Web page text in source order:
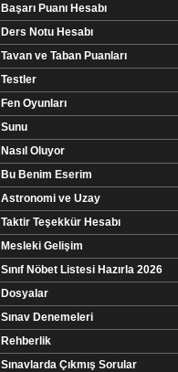
Başarı Puanı Hesabı
Ders Notu Hesabı
Tavan ve Taban Puanları
Testler
Fen Oyunları
Sunu
Nasıl Oluyor
Bu Benim Eserim
Astronomi ve Uzay
Taktir Teşekkür Hesabı
Mesleki Gelişim
Sınıf Nöbet Listesi Hazırla 2026
Dosyalar
Sınav Denemeleri
Rehberlik
Sınavlarda Çıkmış Sorular